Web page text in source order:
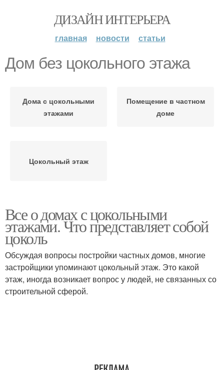
ДИЗАЙН ИНТЕРЬЕРА
главная новости статьи
Дом без цокольного этажа
Дома с цокольными
этажами
Помещение в частном
доме
Цокольный этаж
Все о домах с цокольными
этажами. Что представляет собой
цоколь
Обсуждая вопросы постройки частных домов, многие
застройщики упоминают цокольный этаж. Это какой
этаж, иногда возникает вопрос у людей, не связанных со
строительной сферой.